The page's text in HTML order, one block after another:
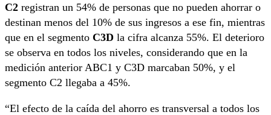
C2 registran un 54% de personas que no pueden ahorrar o
destinan menos del 10% de sus ingresos a ese fin, mientras
que en el segmento C3D la cifra alcanza 55%. El deterioro
se observa en todos los niveles, considerando que en la
medición anterior ABC1 y C3D marcaban 50%, y el
segmento C2 llegaba a 45%.
“El efecto de la caída del ahorro es transversal a todos los